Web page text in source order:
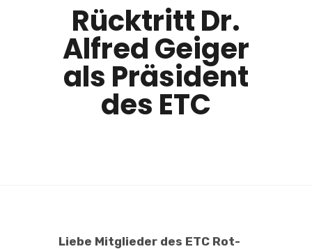
Rücktritt Dr.
Alfred Geiger
als Präsident
des ETC
Liebe Mitglieder des ETC Rot-